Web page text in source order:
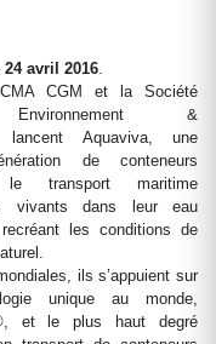
avril 2016.
CGM et la Société
&
lancent Aquaviva, une
de conteneurs
le transport maritime
vivants dans leur eau
recréant les conditions de
ils s’appuient sur
unique au monde,
et le plus haut degré